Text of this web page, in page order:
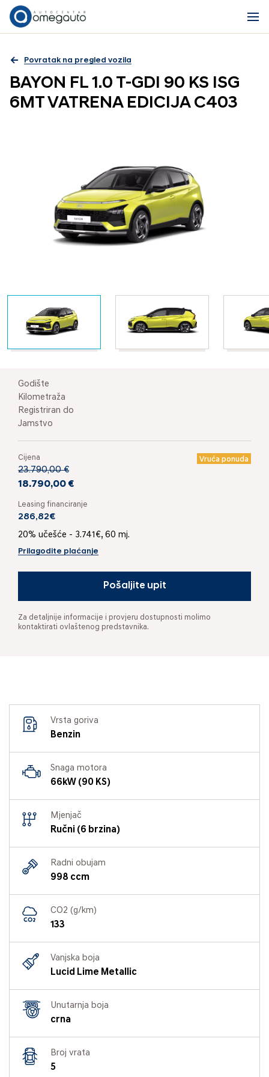
Povratak na pregled vozila
BAYON FL 1.0 T-GDI 90 KS ISG
6MT VATRENA EDICIJA C403
Godište
Kilometraža
Registriran do
Jamstvo
Cijena Vruća ponuda
23.790,00 €
18.790,00 €
Leasing financiranje
286,82€
20% učešće - 3.741€, 60 mj.
Prilagodite plaćanje
Pošaljite upit
Za detaljnije informacije i provjeru dostupnosti molimo
kontaktirati ovlaštenog predstavnika.
Vrsta goriva
Benzin
Snaga motora
66kW (90 KS)
Mjenjač
Ručni (6 brzina)
Radni obujam
998 ccm
CO2 (g/km)
133
Vanjska boja
Lucid Lime Metallic
Unutarnja boja
crna
Broj vrata
5